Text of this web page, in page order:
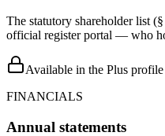
The statutory shareholder list
official register portal — who
Available in the Plus profile
FINANCIALS
Annual statements